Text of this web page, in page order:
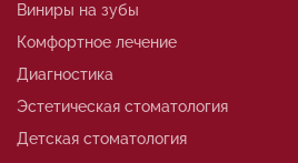
Виниры на зубы
Комфортное лечение
Диагностика
Эстетическая стоматология
Детская стоматология